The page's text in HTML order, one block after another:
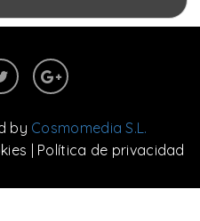
by Cosmomedia S.L.
| Política de privacidad